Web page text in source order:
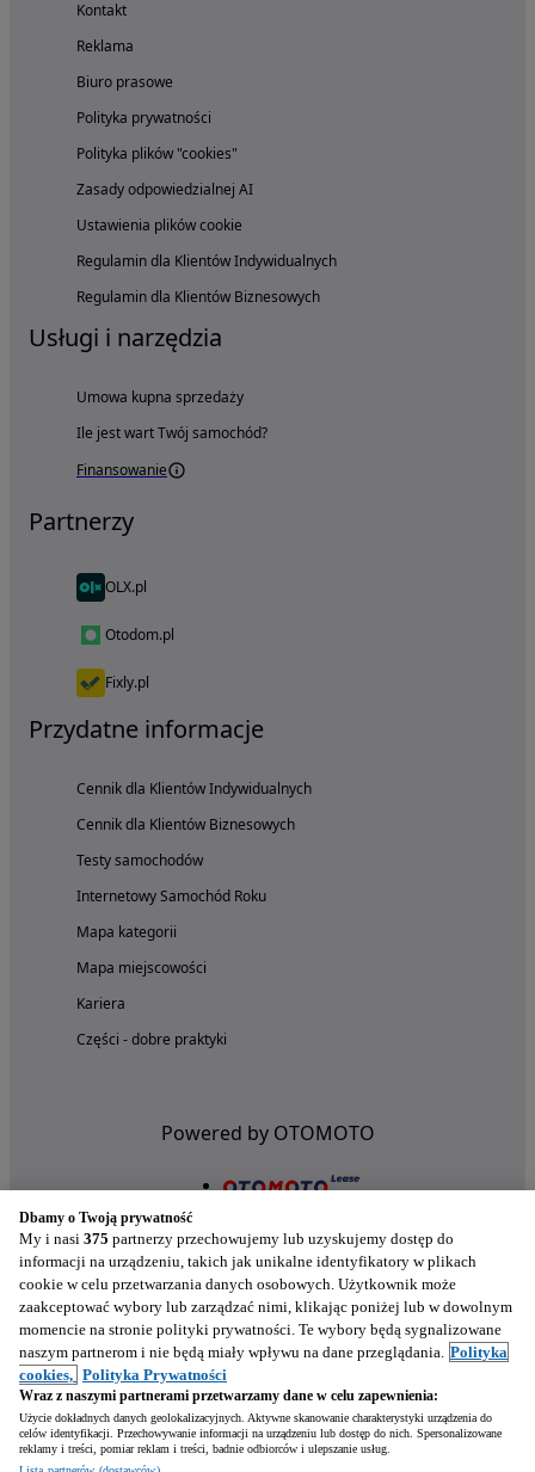
Kontakt
Reklama
Biuro prasowe
Polityka prywatności
Polityka plików "cookies"
Zasady odpowiedzialnej AI
Ustawienia plików cookie
Regulamin dla Klientów Indywidualnych
Regulamin dla Klientów Biznesowych
Usługi i narzędzia
Umowa kupna sprzedaży
Ile jest wart Twój samochód?
Finansowanie
Partnerzy
OLX.pl
Otodom.pl
Fixly.pl
Przydatne informacje
Cennik dla Klientów Indywidualnych
Cennik dla Klientów Biznesowych
Testy samochodów
Internetowy Samochód Roku
Mapa kategorii
Mapa miejscowości
Kariera
Części - dobre praktyki
Powered by OTOMOTO
Nasze aplikacje w twoim telefonie
Dbamy o Twoją prywatność
My i nasi 375 partnerzy przechowujemy lub uzyskujemy dostęp do
informacji na urządzeniu, takich jak unikalne identyfikatory w plikach
cookie w celu przetwarzania danych osobowych. Użytkownik może
zaakceptować wybory lub zarządzać nimi, klikając poniżej lub w dowolnym
momencie na stronie polityki prywatności. Te wybory będą sygnalizowane
naszym partnerom i nie będą miały wpływu na dane przeglądania. Polityka
cookies, Polityka Prywatności
Wraz z naszymi partnerami przetwarzamy dane w celu zapewnienia:
Użycie dokładnych danych geolokalizacyjnych. Aktywne skanowanie charakterystyki urządzenia do
celów identyfikacji. Przechowywanie informacji na urządzeniu lub dostęp do nich. Spersonalizowane
reklamy i treści, pomiar reklam i treści, badnie odbiorców i ulepszanie usług.